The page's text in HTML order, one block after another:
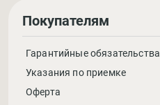
Покупателям
Гарантийные обязательства
Указания по приемке
Оферта